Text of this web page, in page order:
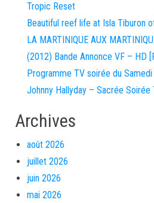
Tropic Reset
Beautiful reef life at Isla Tiburon
LA MARTINIQUE AUX
(2012) Bande Annonce VF – HD
Programme TV soirée du
Johnny Hallyday – Sacrée
Archives
août 2026
juillet 2026
juin 2026
mai 2026